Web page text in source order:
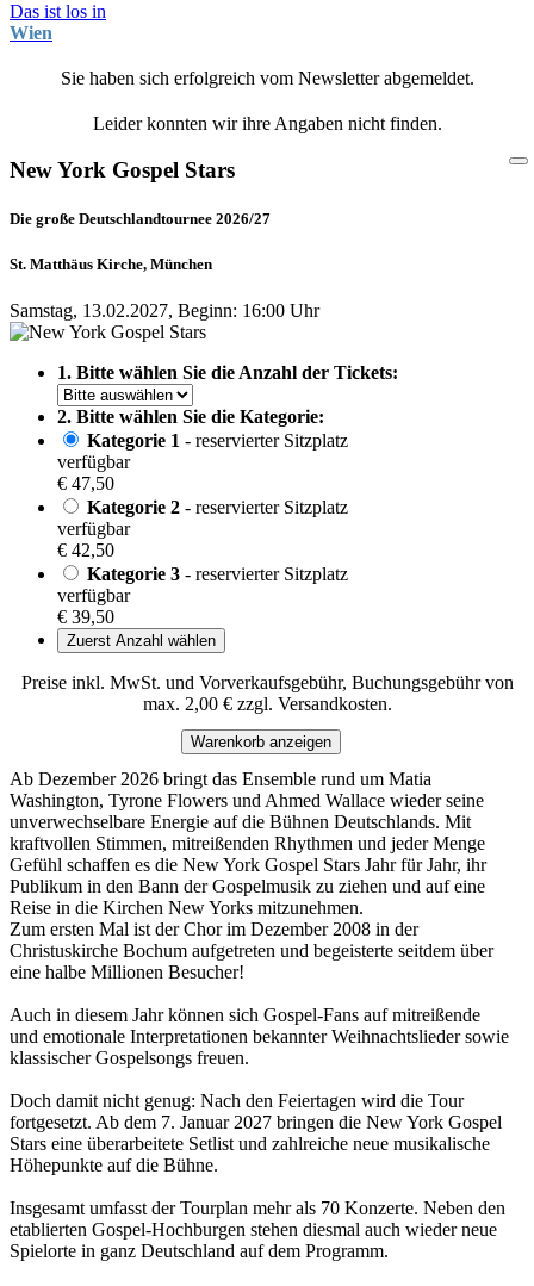
Das ist los in
Wien
Sie haben sich erfolgreich vom Newsletter abgemeldet.
Leider konnten wir ihre Angaben nicht finden.
New York Gospel Stars
Die große Deutschlandtournee 2026/27
St. Matthäus Kirche, München
Samstag, 13.02.2027, Beginn: 16:00 Uhr
1. Bitte wählen Sie die Anzahl der Tickets:
2. Bitte wählen Sie die Kategorie:
Kategorie 1 - reservierter Sitzplatz
verfügbar
€ 47,50
Kategorie 2 - reservierter Sitzplatz
verfügbar
€ 42,50
Kategorie 3 - reservierter Sitzplatz
verfügbar
€ 39,50
Zuerst Anzahl wählen
Preise inkl. MwSt. und Vorverkaufsgebühr, Buchungsgebühr von
max. 2,00 € zzgl. Versandkosten.
Warenkorb anzeigen
Ab Dezember 2026 bringt das Ensemble rund um Matia
Washington, Tyrone Flowers und Ahmed Wallace wieder seine
unverwechselbare Energie auf die Bühnen Deutschlands. Mit
kraftvollen Stimmen, mitreißenden Rhythmen und jeder Menge
Gefühl schaffen es die New York Gospel Stars Jahr für Jahr, ihr
Publikum in den Bann der Gospelmusik zu ziehen und auf eine
Reise in die Kirchen New Yorks mitzunehmen.
Zum ersten Mal ist der Chor im Dezember 2008 in der
Christuskirche Bochum aufgetreten und begeisterte seitdem über
eine halbe Millionen Besucher!
Auch in diesem Jahr können sich Gospel-Fans auf mitreißende
und emotionale Interpretationen bekannter Weihnachtslieder sowie
klassischer Gospelsongs freuen.
Doch damit nicht genug: Nach den Feiertagen wird die Tour
fortgesetzt. Ab dem 7. Januar 2027 bringen die New York Gospel
Stars eine überarbeitete Setlist und zahlreiche neue musikalische
Höhepunkte auf die Bühne.
Insgesamt umfasst der Tourplan mehr als 70 Konzerte. Neben den
etablierten Gospel-Hochburgen stehen diesmal auch wieder neue
Spielorte in ganz Deutschland auf dem Programm.